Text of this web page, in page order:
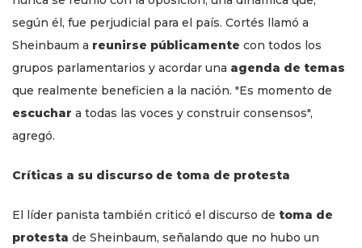
según él, fue perjudicial para el país. Cortés llamó a
Sheinbaum a reunirse públicamente con todos los
grupos parlamentarios y acordar una agenda de temas
que realmente beneficien a la nación. "Es momento de
escuchar a todas las voces y construir consensos",
agregó.
Críticas a su discurso de toma de protesta
El líder panista también criticó el discurso de toma de
protesta de Sheinbaum, señalando que no hubo un